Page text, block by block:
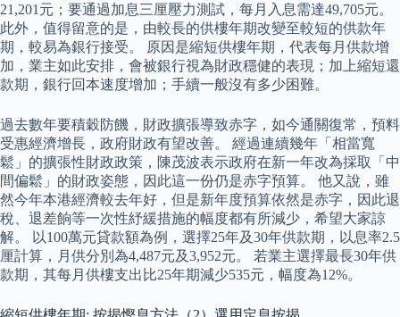
21,201元；要通過加息三厘壓力測試，每月入息需達49,705元。
此外，值得留意的是，由較長的供樓年期改變至較短的供款年
期，較易為銀行接受。 原因是縮短供樓年期，代表每月供款增
加，業主如此安排，會被銀行視為財政穩健的表現；加上縮短還
款期，銀行回本速度增加；手續一般沒有多少困難。
過去數年要積穀防饑，財政擴張導致赤字，如今通關復常，預料
受惠經濟增長，政府財政有望改善。 經過連續幾年「相當寬
鬆」的擴張性財政政策，陳茂波表示政府在新一年改為採取「中
間偏鬆」的財政姿態，因此這一份仍是赤字預算。 他又說，雖
然今年本港經濟較去年好，但是新年度預算依然是赤字，因此退
稅、退差餉等一次性紓緩措施的幅度都有所減少，希望大家諒
解。 以100萬元貸款額為例，選擇25年及30年供款期，以息率2.5
厘計算，月供分別為4,487元及3,952元。 若業主選擇最長30年供
款期，其每月供樓支出比25年期減少535元，幅度為12%。